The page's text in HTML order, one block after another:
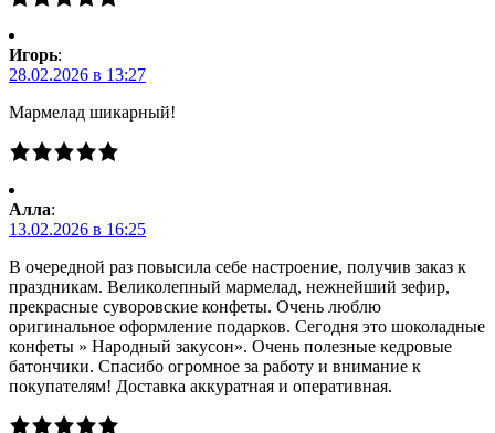
Игорь:
28.02.2026 в 13:27
Мармелад шикарный!
Алла:
13.02.2026 в 16:25
В очередной раз повысила себе настроение, получив заказ к
праздникам. Великолепный мармелад, нежнейший зефир,
прекрасные суворовские конфеты. Очень люблю
оригинальное оформление подарков. Сегодня это шоколадные
конфеты » Народный закусон». Очень полезные кедровые
батончики. Спасибо огромное за работу и внимание к
покупателям! Доставка аккуратная и оперативная.